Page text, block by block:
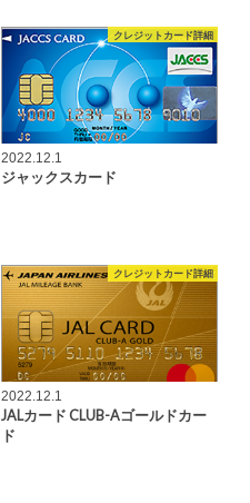
クレジットカード詳細
2022.12.1
ジャックスカード
クレジットカード詳細
2022.12.1
JALカード CLUB-Aゴールドカー
ド